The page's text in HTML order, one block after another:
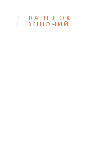
КАПЕЛЮХ
ЖІНОЧИЙ